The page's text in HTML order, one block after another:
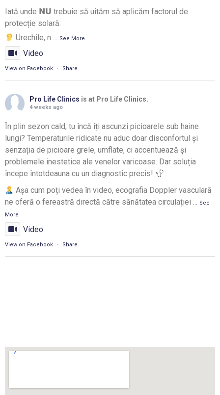
Iată unde 𝗡𝗨 trebuie să uităm să aplicăm factorul de
protecție solară:
Urechile, n ... See More
Video
View on Facebook · Share
Pro Life Clinics is at Pro Life Clinics.
4 weeks ago
În plin sezon cald, tu încă îți ascunzi picioarele sub haine
lungi? Temperaturile ridicate nu aduc doar disconfortul și
senzația de picioare grele, umflate, ci accentuează și
problemele inestetice ale venelor varicoase. Dar soluția
începe întotdeauna cu un diagnostic precis!
Așa cum poți vedea în video, ecografia Doppler vasculară
ne oferă o fereastră directă către sănătatea circulației ... See
More
Video
View on Facebook · Share